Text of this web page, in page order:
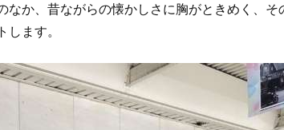
なか、昔ながらの懐かしさに胸がときめく、
ます。